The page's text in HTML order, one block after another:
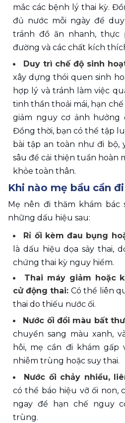
mắc các bệnh lý thai kỳ.
đủ nước mỗi ngày để
tránh đồ ăn nhanh, thực
đường và các chất kích
Duy trì chế độ sinh
xây dựng thói quen sinh
hợp lý và tránh làm việc
tinh thần thoải mái, hạn
giảm nguy cơ ảnh hưởng
Đồng thời, bạn có thể tập
bài tập an toàn như đi bộ,
sâu để cải thiện tuần hoàn
khỏe toàn thân.
Khi nào mẹ bầu cần
Mẹ nên đi thăm khám bác
những dấu hiệu sau:
Rỉ ối kèm đau bụng
là dấu hiệu dọa sảy thai,
chứng thai kỳ nguy hiểm.
Thai máy giảm hoặc
cử động thai: Có thể liên
thai do thiếu nước ối.
Nước ối đổi màu bất
chuyển sang màu xanh,
hôi, mẹ cần đi khám
nhiễm trùng hoặc suy thai.
Nước ối chảy nhiều,
có thể báo hiệu vỡ ối non,
ngay để hạn chế nguy
trùng.